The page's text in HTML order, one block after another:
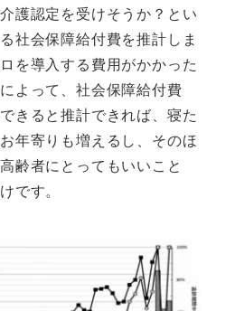
護認定を受けそうか？とい
社会保障給付費を推計しま
を導入する費用がかかった
よって、社会保障給付費
きると推計できれば、寝た
年寄りも増えるし、そのほ
齢者にとってもいいこと
です。